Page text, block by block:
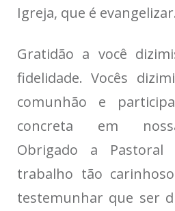
Igreja, que é evangelizar.
Gratidão a você
fidelidade. Vocês
comunhão e
concreta em
Obrigado a
trabalho tão
testemunhar que ser